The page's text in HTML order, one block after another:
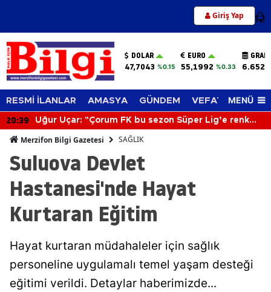
Giriş Yap 12
DOLAR
47,7043 %0.15
EURO
55,1992 %0.33
RESMİ İLANLAR AMASYA GÜNDEM VEFAT EDENLER
MENÜ
20:39
Uğur Uçar: "Çorum FK bu sezon Süper Lig’e renk
Merzifon Bilgi Gazetesi SAĞLIK
Suluova Devlet
Hastanesi'nde Hayat
Kurtaran Eğitim
Hayat kurtaran müdahaleler için sağlık
personeline uygulamalı temel yaşam desteği
eğitimi verildi. Detaylar haberimizde...